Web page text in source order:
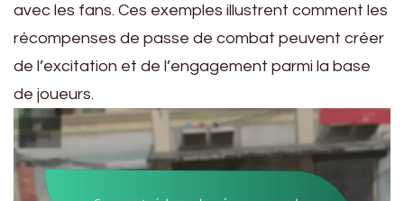
avec les fans. Ces exemples illustrent comment les
récompenses de passe de combat peuvent créer
de l’excitation et de l’engagement parmi la base
de joueurs.